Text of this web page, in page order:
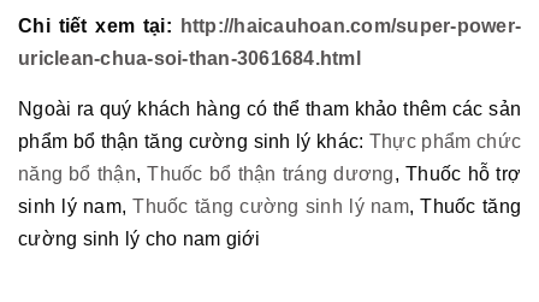
Chi tiết xem tại:
http://haicauhoan.com/super-power-
uriclean-chua-soi-than-3061684.html
Ngoài ra quý khách hàng có thể tham khảo thêm các sản
phẩm bổ thận tăng cường sinh lý khác: Thực phẩm chức
năng bổ thận,Thuốc bổ thận tráng dương,Thuốc hỗ trợ
sinh lý nam,Thuốc tăng cường sinh lý nam, Thuốc tăng
cường sinh lý cho nam giới